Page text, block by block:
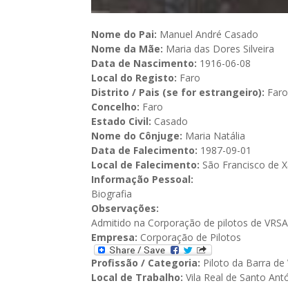
Nome do Pai: Manuel André Casado
Nome da Mãe: Maria das Dores Silveira
Data de Nascimento: 1916-06-08
Local do Registo: Faro
Distrito / Pais (se for estrangeiro): Faro
Concelho: Faro
Estado Civil: Casado
Nome do Cônjuge: Maria Natália
Data de Falecimento: 1987-09-01
Local de Falecimento: São Francisco de
Informação Pessoal:
Biografia
Observações:
Admitido na Corporação de pilotos de
Empresa: Corporação de Pilotos
Profissão / Categoria: Piloto da Barra de
Local de Trabalho: Vila Real de Santo